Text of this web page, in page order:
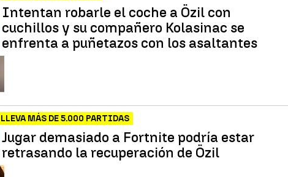
Intentan robarle el coche a Özil con
cuchillos y su compañero Kolasinac se
enfrenta a puñetazos con los asaltantes
LLEVA MÁS DE 5.000 PARTIDAS
Jugar demasiado a Fortnite podría estar
retrasando la recuperación de Özil